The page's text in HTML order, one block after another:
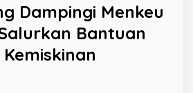
Dampingi Menkeu
Bantuan